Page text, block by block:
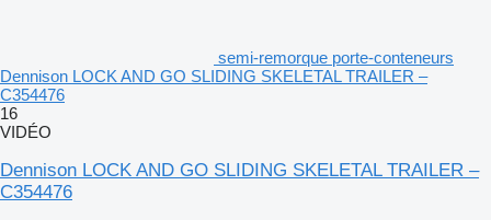
semi-remorque porte-conteneurs
Dennison LOCK AND GO SLIDING SKELETAL TRAILER –
C354476
16
VIDÉO
Dennison LOCK AND GO SLIDING SKELETAL TRAILER –
C354476